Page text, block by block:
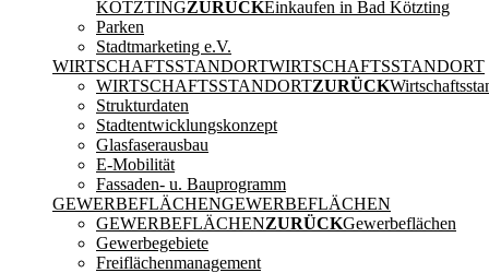
KÖTZTINGZURÜCKEinkaufen in Bad Kötzting
Parken
Stadtmarketing e.V.
WIRTSCHAFTSSTANDORTWIRTSCHAFTSSTANDORT
WIRTSCHAFTSSTANDORTZURÜCK
Strukturdaten
Stadtentwicklungskonzept
Glasfaserausbau
E-Mobilität
Fassaden- u. Bauprogramm
GEWERBEFLÄCHENGEWERBEFLÄCHEN
GEWERBEFLÄCHENZURÜCKGewerbeflächen
Gewerbegebiete
Freiflächenmanagement